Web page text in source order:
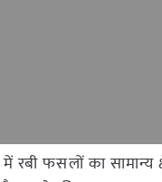
रबी फसलों का